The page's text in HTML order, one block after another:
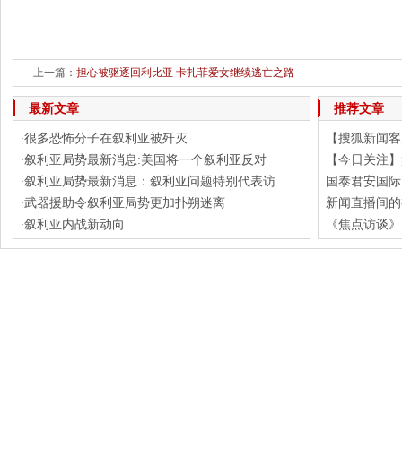
上一篇： 担心被驱逐回利比亚 卡扎菲爱女继续逃亡之路
最新文章
·很多恐怖分子在叙利亚被歼灭
·叙利亚局势最新消息:美国将一个叙利亚反对
·叙利亚局势最新消息：叙利亚问题特别代表访
·武器援助令叙利亚局势更加扑朔迷离
·叙利亚内战新动向
推荐文章
【搜狐新闻
【今日关注
国泰君安国
新闻直播间
《焦点访谈